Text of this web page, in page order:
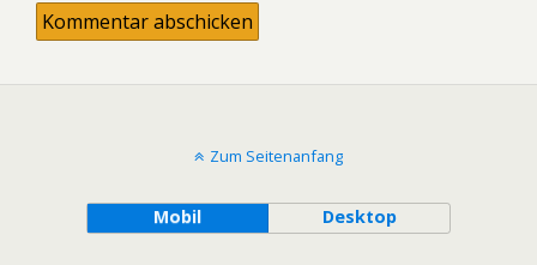
Zum Seitenanfang
Mobil Desktop